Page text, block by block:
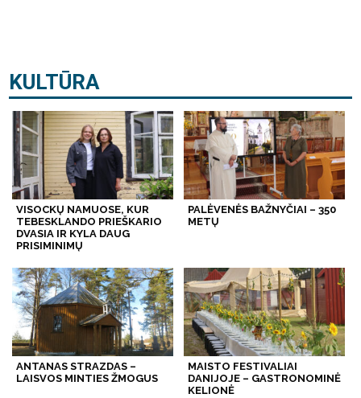
KULTŪRA
VISOCKŲ NAMUOSE, KUR
TEBESKLANDO PRIEŠKARIO
DVASIA IR KYLA DAUG
PRISIMINIMŲ
PALĖVENĖS BAŽNYČIAI – 350
METŲ
ANTANAS STRAZDAS –
LAISVOS MINTIES ŽMOGUS
MAISTO FESTIVALIAI
DANIJOJE – GASTRONOMINĖ
KELIONĖ